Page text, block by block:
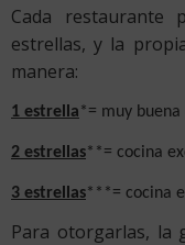
Cada restaurante
estrellas, y la
manera:
1 estrella*= muy buena
2 estrellas**= cocina
3 estrellas***= cocina
Para otorgarlas, la